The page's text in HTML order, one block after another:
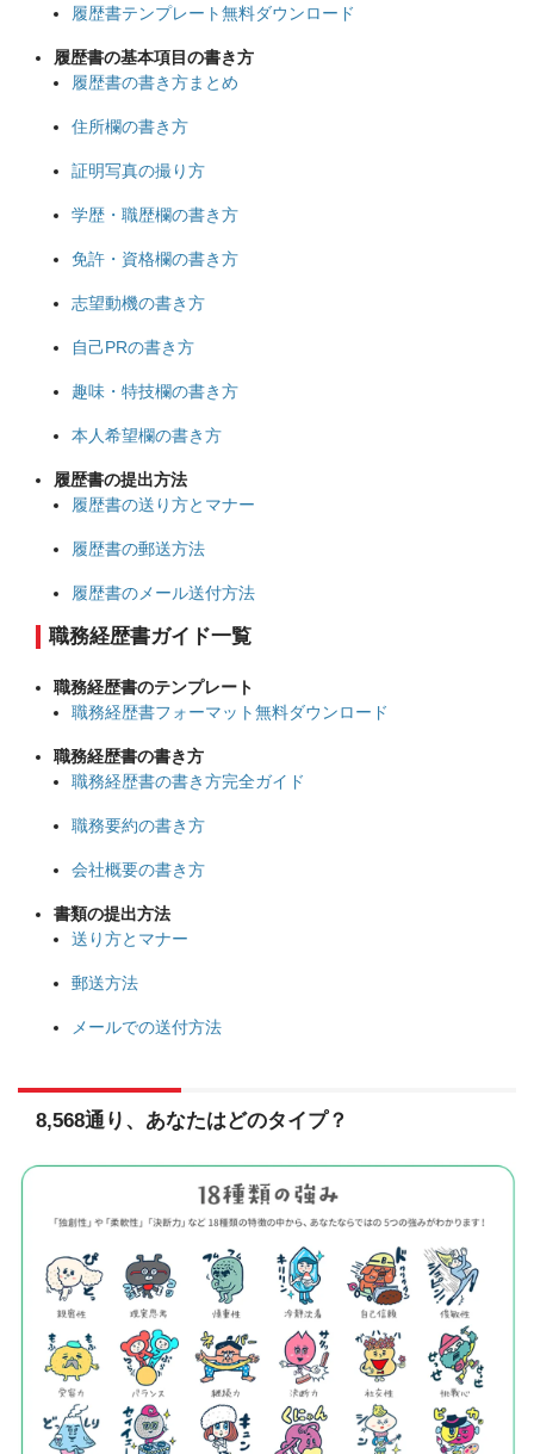
履歴書テンプレート無料ダウンロード
履歴書の基本項目の書き方
履歴書の書き方まとめ
住所欄の書き方
証明写真の撮り方
学歴・職歴欄の書き方
免許・資格欄の書き方
志望動機の書き方
自己PRの書き方
趣味・特技欄の書き方
本人希望欄の書き方
履歴書の提出方法
履歴書の送り方とマナー
履歴書の郵送方法
履歴書のメール送付方法
職務経歴書ガイド一覧
職務経歴書のテンプレート
職務経歴書フォーマット無料ダウンロード
職務経歴書の書き方
職務経歴書の書き方完全ガイド
職務要約の書き方
会社概要の書き方
書類の提出方法
送り方とマナー
郵送方法
メールでの送付方法
8,568通り、あなたはどのタイプ？